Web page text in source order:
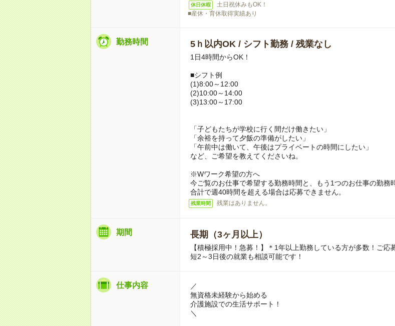
休日休暇
土日祝休みもOK！
■産休・育休取得実績あり
勤務時間 5ｈ以内OK / シフト勤務 / 残業なし
1日4時間からOK！
■シフト例
(1)8:00～12:00
(2)10:00～14:00
(3)13:00～17:00
「子どもたちが学校に行く間だけ働きたい」
「余裕を持って夕飯の準備がしたい」
「午前中は働いて、午後はプライベートの時間にしたい」
など、ご希望を教えてくださいね。
※Wワーク希望の方へ
今ご覧のお仕事で希望する勤務時間と、もう1つのお仕事の勤務時
合計で週40時間を超える場合は応募できません。
残業時間 残業はありません。
期間 長期（3ヶ月以上）
【積極採用中！急募！】＊1年以上勤務している方が多数！ご応
短2～3日後の就業も相談可能です！
仕事内容
／
無資格未経験から始める
介護施設での生活サポート！
＼